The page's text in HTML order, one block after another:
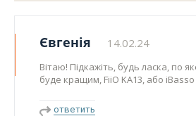
Євгенія 14.02.24
Вітаю! Підкажіть, будь ласка, по
буде кращим, FiiO KA13, або iBasso
ответить